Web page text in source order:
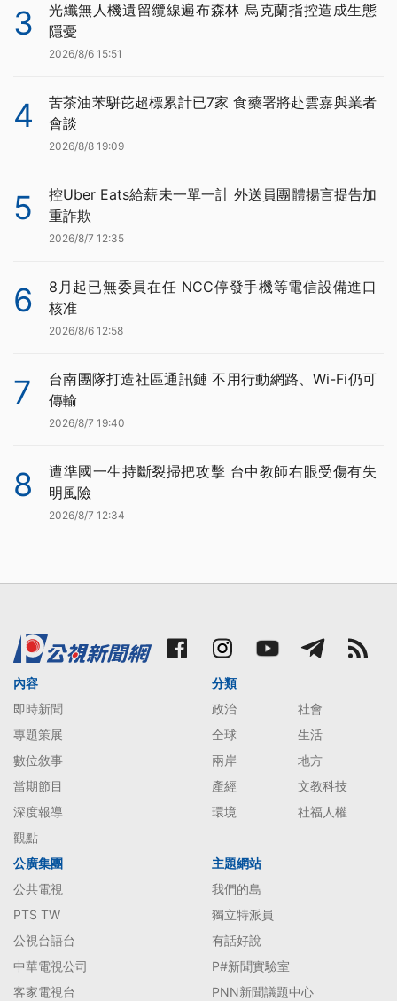
3
光纖無人機遺留纜線遍布森林 烏克蘭指控造成生態
隱憂
2026/8/6 15:51
4
苦茶油苯駢芘超標累計已7家 食藥署將赴雲嘉與業者
會談
2026/8/8 19:09
5
控Uber Eats給薪未一單一計 外送員團體揚言提告加
重詐欺
2026/8/7 12:35
6
8月起已無委員在任 NCC停發手機等電信設備進口
核准
2026/8/6 12:58
7
台南團隊打造社區通訊鏈 不用行動網路、Wi-Fi仍可
傳輸
2026/8/7 19:40
8
遭準國一生持斷裂掃把攻擊 台中教師右眼受傷有失
明風險
2026/8/7 12:34
內容
即時新聞
專題策展
數位敘事
當期節目
深度報導
觀點
分類
政治
社會
全球
生活
兩岸
地方
產經
文教科技
環境
社福人權
公廣集團
公共電視
PTS TW
公視台語台
中華電視公司
客家電視台
主題網站
我們的島
獨立特派員
有話好說
P#新聞實驗室
PNN新聞議題中心